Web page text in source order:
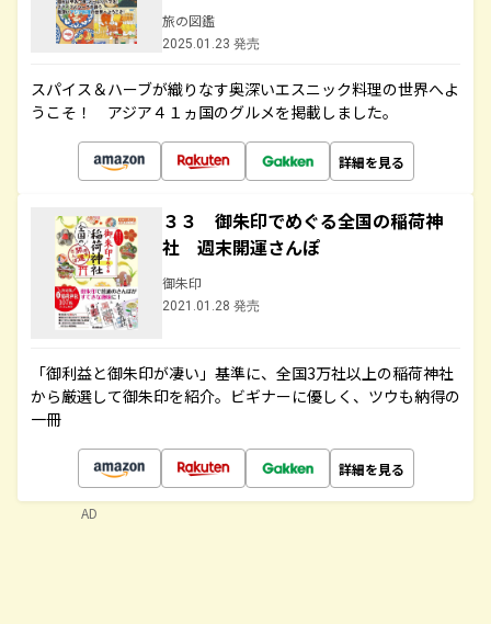
旅の図鑑
2025.01.23 発売
スパイス＆ハーブが織りなす奥深いエスニック料理の世界へよ
うこそ！ アジア４１ヵ国のグルメを掲載しました。
詳細を見る
３３ 御朱印でめぐる全国の稲荷神
社 週末開運さんぽ
御朱印
2021.01.28 発売
「御利益と御朱印が凄い」基準に、全国3万社以上の稲荷神社
から厳選して御朱印を紹介。ビギナーに優しく、ツウも納得の
一冊
詳細を見る
AD